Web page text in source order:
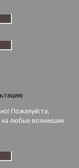
Пожалуйста,
на любые возникшие